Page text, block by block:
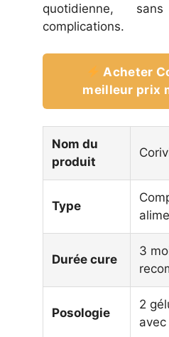
quotidienne,
complications.
Acheter
meilleur prix
Nom du
produit
Type
Durée cure
3
Posologie
2